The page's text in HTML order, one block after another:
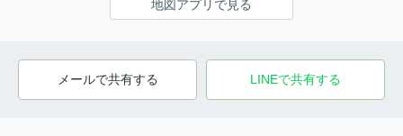
地図アプリで見る
メールで共有する LINEで共有する